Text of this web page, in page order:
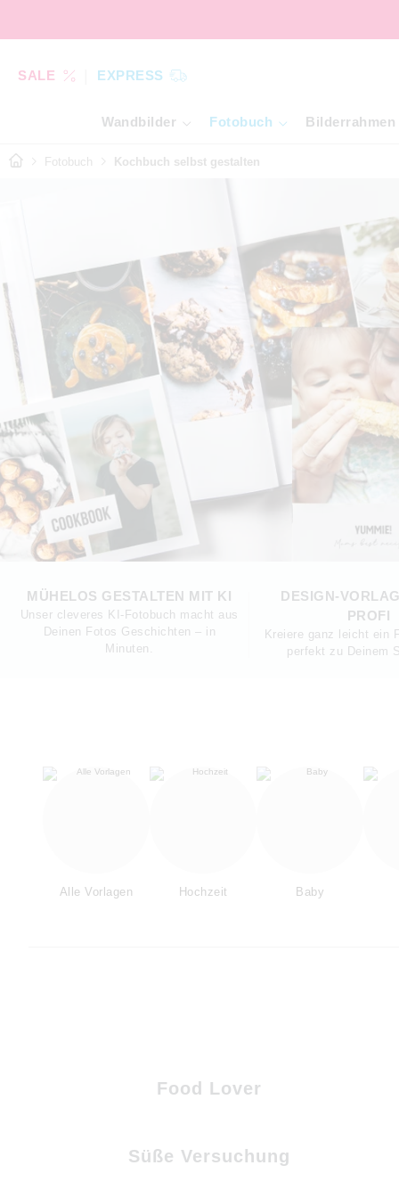
SALE EXPRESS
Wandbilder Fotobuch Bilderrahmen
Fotobuch Kochbuch selbst gestalten
MÜHELOS GESTALTEN MIT KI
Unser cleveres KI-Fotobuch macht aus
Deinen Fotos Geschichten – in
Minuten.
DESIGN-
PROFI
Kreiere ganz leicht ein
perfekt zu Deinem
Alle Vorlagen Hochzeit Baby
Food Lover
Süße Versuchung